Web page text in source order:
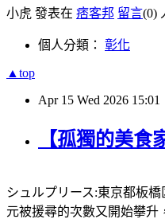
小虎 發表在 痞客邦 留言(0)
個人分類： 彰化
▲top
Apr 15 Wed 2026 15:01
【孤獨的美
シュルプリース:東京都板
元被援尋的次數又開始攀升